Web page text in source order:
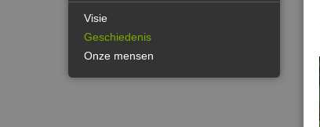
Visie
Geschiedenis
Onze mensen